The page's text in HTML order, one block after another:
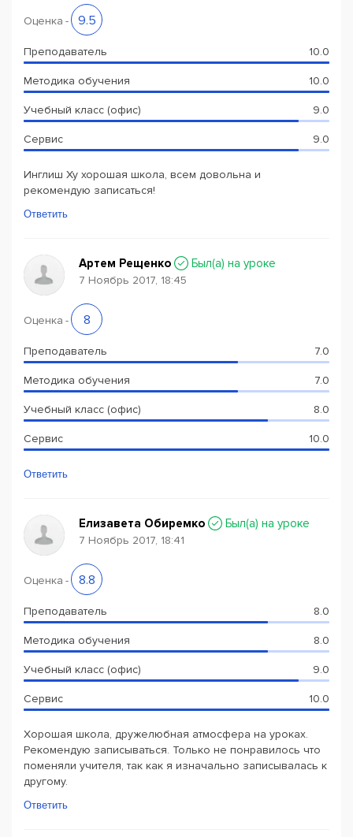
Оценка - 9.5
Преподаватель 10.0
Методика обучения 10.0
Учебный класс (офис) 9.0
Сервис 9.0
Инглиш Ху хорошая школа, всем довольна и
рекомендую записаться!
Ответить
Артем Рещенко Был(a) на уроке
7 Ноябрь 2017, 18:45
Оценка - 8
Преподаватель 7.0
Методика обучения 7.0
Учебный класс (офис) 8.0
Сервис 10.0
Ответить
Елизавета Обиремко Был(a) на уроке
7 Ноябрь 2017, 18:41
Оценка - 8.8
Преподаватель 8.0
Методика обучения 8.0
Учебный класс (офис) 9.0
Сервис 10.0
Хорошая школа, дружелюбная атмосфера на уроках.
Рекомендую записываться. Только не понравилось что
поменяли учителя, так как я изначально записывалась к
другому.
Ответить